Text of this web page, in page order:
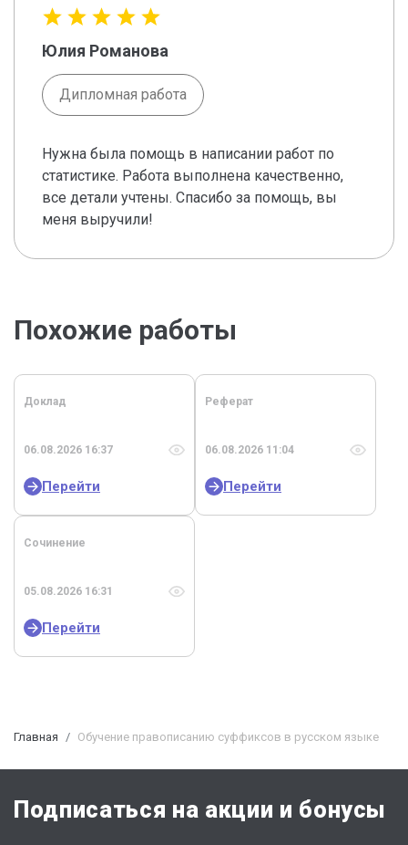
Юлия Романова
Дипломная работа
Нужна была помощь в написании работ по
статистике. Работа выполнена качественно,
все детали учтены. Спасибо за помощь, вы
меня выручили!
Похожие работы
Доклад
06.08.2026 16:37
Перейти
Реферат
06.08.2026 11:04
Перейти
Сочинение
05.08.2026 16:31
Перейти
Главная Обучение правописанию суффиксов в русском языке
Подписаться на акции и бонусы